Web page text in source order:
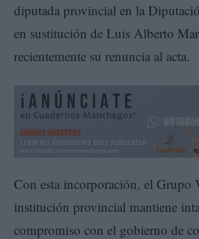
diputada provincial en la
en sustitución de Luis Alberto
recientemente su renuncia al acta.
Con esta incorporación, el Grupo
institución provincial mantiene
compromiso con el gobierno de